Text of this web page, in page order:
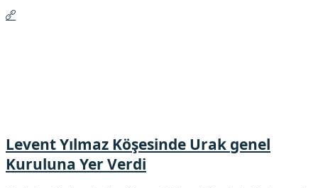
Levent Yılmaz Köşesinde Urak genel
Kuruluna Yer Verdi